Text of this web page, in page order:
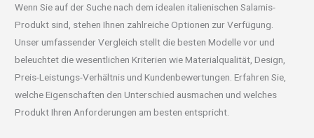
Wenn Sie auf der Suche nach dem idealen italienischen Salamis-
Produkt sind, stehen Ihnen zahlreiche Optionen zur Verfügung.
Unser umfassender Vergleich stellt die besten Modelle vor und
beleuchtet die wesentlichen Kriterien wie Materialqualität, Design,
Preis-Leistungs-Verhältnis und Kundenbewertungen. Erfahren Sie,
welche Eigenschaften den Unterschied ausmachen und welches
Produkt Ihren Anforderungen am besten entspricht.